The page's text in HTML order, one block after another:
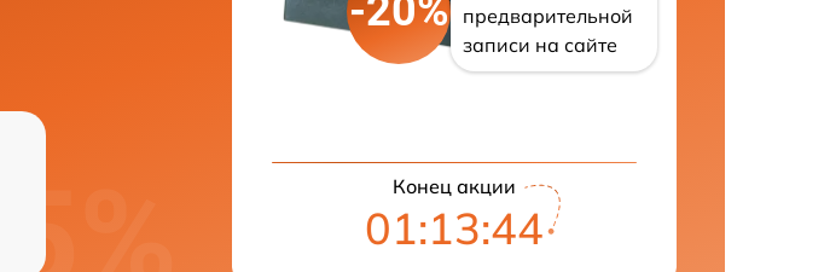
-20%
предварительной
записи на сайте
Конец акции
01:13:43